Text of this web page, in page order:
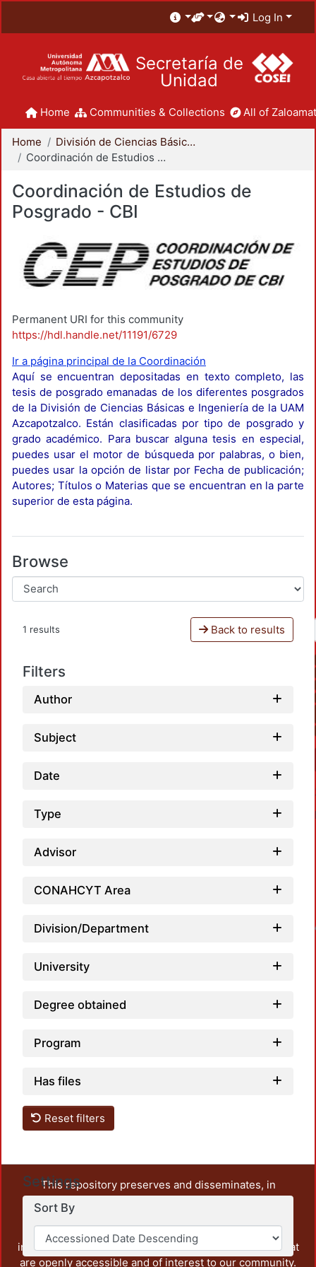
Log In
Secretaría de
Unidad
Home Communities & Collections All of
Home
División de Ciencias Básicas e Ingeniería
Coordinación de Estudios de Posgrado - CBI
Coordinación de Estudios de
Posgrado - CBI
Permanent URI for this community
https://hdl.handle.net/11191/6729
Ir a página principal de la Coordinación
Aquí se encuentran depositadas en texto completo, las
tesis de posgrado emanadas de los diferentes posgrados
de la División de Ciencias Básicas e Ingeniería de la UAM
Azcapotzalco. Están clasificadas por tipo de posgrado y
grado académico. Para buscar alguna tesis en especial,
puedes usar el motor de búsqueda por palabras, o bien,
puedes usar la opción de listar por Fecha de publicación;
Autores; Títulos o Materias que se encuentran en la parte
superior de esta página.
Browse
1 results Back to results
Filters
Author
Subject
Date
Type
Advisor
CONAHCYT Area
Division/Department
University
Degree obtained
Program
Has files
Reset filters
Settings
Sort By
This repository preserves and disseminates, in
unrestricted open access, the teaching and research
output of UAM Azcapotzalco. It also includes some
administrative and graphic documents from the
institution, as well as content from other institutions that
are openly accessible and of interest to our community.